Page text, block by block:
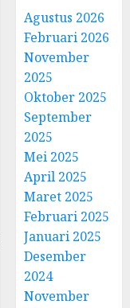
Agustus 2026
Februari 2026
November
2025
Oktober 2025
September
2025
Mei 2025
April 2025
Maret 2025
Februari 2025
Januari 2025
Desember
2024
November